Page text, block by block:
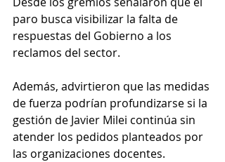
paro busca visibilizar la falta de
respuestas del Gobierno a los
reclamos del sector.
Además, advirtieron que las medidas
de fuerza podrían profundizarse si la
gestión de Javier Milei continúa sin
atender los pedidos planteados por
las organizaciones docentes.